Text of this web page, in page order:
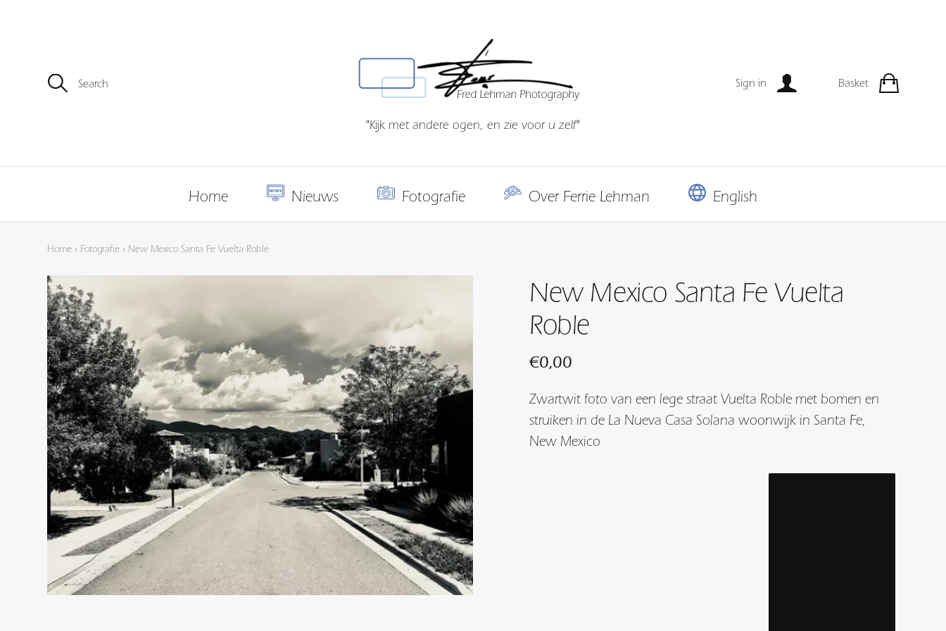
Z
o
a
"Kijk met andere ogen, en zie voor u zelf"
Sign in Basket
Home Nieuws Fotografie Over Ferrie Lehman English
Home » Fotografie » New Mexico Santa Fe Vuelta Roble
New Mexico Santa Fe Vuelta
Roble
€0,00
Zwartwit foto van een lege straat Vuelta Roble met bomen en
struiken in de La Nueva Casa Solana woonwijk in Santa Fe,
New Mexico